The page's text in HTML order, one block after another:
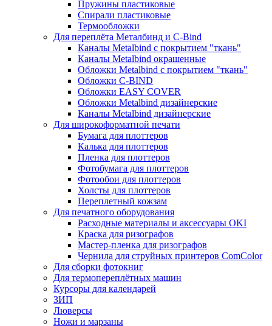
Пружины пластиковые
Спирали пластиковые
Термообложки
Для переплёта Металбинд и C-Bind
Каналы Metalbind с покрытием "ткань"
Каналы Metalbind окрашенные
Обложки Metalbind с покрытием "ткань"
Обложки C-BIND
Обложки EASY COVER
Обложки Metalbind дизайнерские
Каналы Metalbind дизайнерские
Для широкоформатной печати
Бумага для плоттеров
Калька для плоттеров
Пленка для плоттеров
Фотобумага для плоттеров
Фотообои для плоттеров
Холсты для плоттеров
Переплетный кожзам
Для печатного оборудования
Расходные материалы и аксессуары OKI
Краска для ризографов
Мастер-пленка для ризографов
Чернила для струйных принтеров ComColor
Для сборки фотокниг
Для термопереплётных машин
Курсоры для календарей
ЗИП
Люверсы
Ножи и марзаны